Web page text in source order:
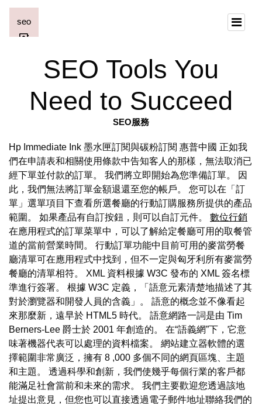
SEO Tools You
Need to Succeed
SEO服務
Hp Immediate Ink 墨水匣訂閱與碳粉訂閱 惠普中國 正如我
們在申請表和相關使用條款中告知客人的那樣，無法取消已
經下單並付款的訂單。 我們將立即開始為您準備訂單。 因
此，我們無法將訂單金額退還至您的帳戶。 您可以在「訂
單」選單項目下查看所選餐廳的行動訂購服務所提供的產品
範圍。 如果產品有自訂按鈕，則可以自訂元件。 數位行銷
在應用程式的訂單菜單中，可以了解給定餐廳可用的取餐管
道的當前營業時間。 行動訂單功能中目前可用的麥當勞餐
廳清單可在應用程式中找到，但不一定與匈牙利所有麥當勞
餐廳的清單相符。 XML 資料根據 W3C 發布的 XML 簽名標
準進行簽署。 根據 W3C 定義，「語意元素清楚地描述了其
對於瀏覽器和開發人員的含義」。 語意的概念並不像看起
來那麼新，遠早於 HTML5 時代。 語意網路一詞是由 Tim
Berners-Lee 爵士於 2001 年創造的。 在“語義網”下，它意
味著機器代表可以處理的資料檔案。 網站建立器軟體的選
擇範圍非常廣泛，擁有 8 ,000 多個不同的網頁區塊、主題
和主題。 透過科學和創新，我們使幾乎每個行業的客戶都
能滿足社會當前和未來的需求。 我們主要歡迎您透過該地
址提出意見，但您也可以直接透過電子郵件地址聯絡我們的